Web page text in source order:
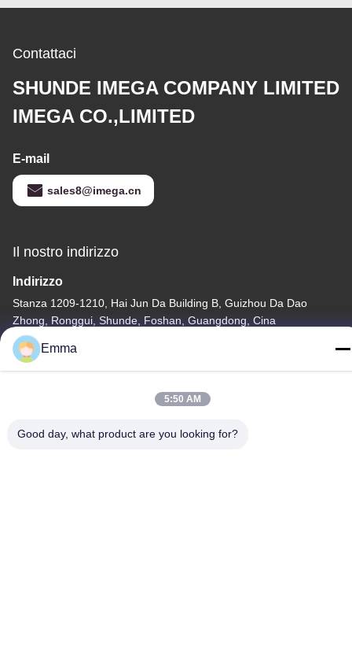
Contattaci
SHUNDE IMEGA COMPANY LIMITED
IMEGA CO.,LIMITED
E-mail
sales8@imega.cn
Il nostro indirizzo
Indirizzo
Stanza 1209-1210, Hai Jun Da Building B, Guizhou Da Dao
Zhong, Ronggui, Shunde, Foshan, Guangdong, Cina
tel
86-15816904632
Emma
5:50 AM
Good day, what product are you looking for?